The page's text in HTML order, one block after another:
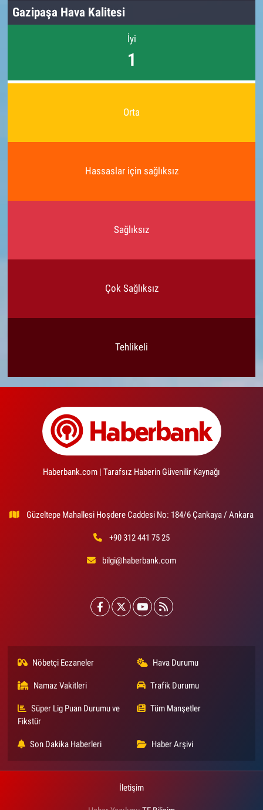
Gazipaşa Hava Kalitesi
İyi
1
Orta
Hassaslar için sağlıksız
Sağlıksız
Çok Sağlıksız
Tehlikeli
Haberbank.com | Tarafsız Haberin Güvenilir Kaynağı
Güzeltepe Mahallesi Hoşdere Caddesi No: 184/6 Çankaya / Ankara
+90 312 441 75 25
bilgi@haberbank.com
Nöbetçi Eczaneler Hava Durumu
Namaz Vakitleri Trafik Durumu
Süper Lig Puan Durumu ve
Fikstür
Tüm Manşetler
Son Dakika Haberleri Haber Arşivi
İletişim